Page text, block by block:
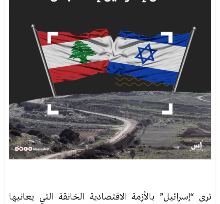
ترى “إسرائيل” بالأزمة الاقتصادية الخانقة التي يعانيها